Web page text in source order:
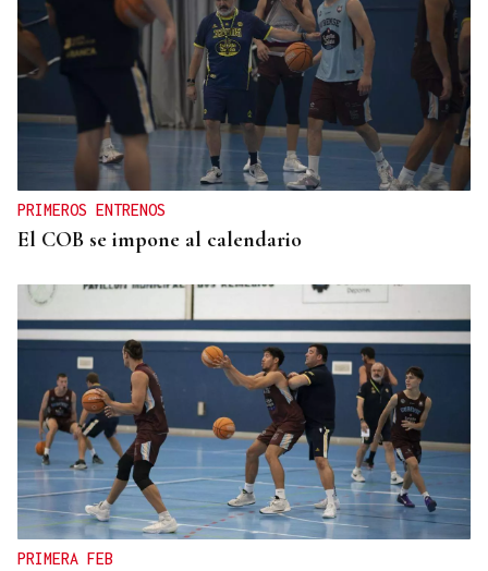
PRIMEROS ENTRENOS
El COB se impone al calendario
PRIMERA FEB